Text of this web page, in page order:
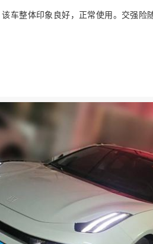
该车整体印象良好，正常使用。交强险